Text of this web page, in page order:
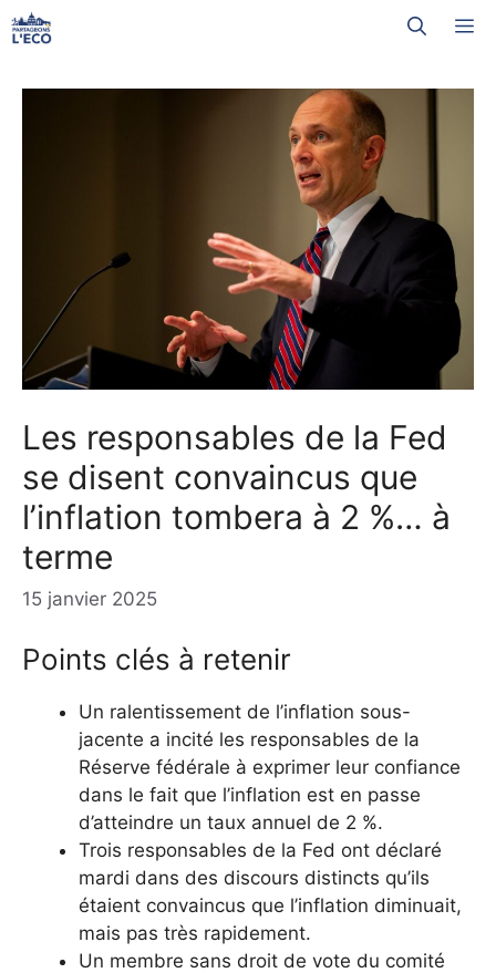
Aller
au
Les responsables de la Fed
se disent convaincus que
l’inflation tombera à 2 %… à
terme
15 janvier 2025
Points clés à retenir
Un ralentissement de l’inflation sous-
jacente a incité les responsables de la
Réserve fédérale à exprimer leur confiance
dans le fait que l’inflation est en passe
d’atteindre un taux annuel de 2 %.
Trois responsables de la Fed ont déclaré
mardi dans des discours distincts qu’ils
étaient convaincus que l’inflation diminuait,
mais pas très rapidement.
Un membre sans droit de vote du comité